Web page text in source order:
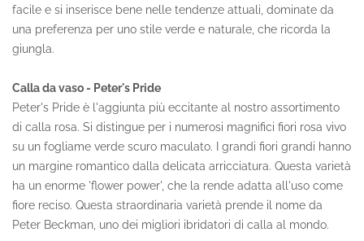
facile e si inserisce bene nelle tendenze attuali, dominate da
una preferenza per uno stile verde e naturale, che ricorda la
giungla.
Calla da vaso - Peter's Pride
Peter's Pride è l'aggiunta più eccitante al nostro assortimento
di calla rosa. Si distingue per i numerosi magnifici fiori rosa vivo
su un fogliame verde scuro maculato. I grandi fiori grandi hanno
un margine romantico dalla delicata arricciatura. Questa varietà
ha un enorme 'flower power', che la rende adatta all'uso come
fiore reciso. Questa straordinaria varietà prende il nome da
Peter Beckman, uno dei migliori ibridatori di calla al mondo.